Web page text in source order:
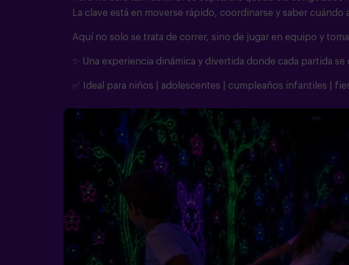
La clave está en moverse rápido, coordinarse y saber cuándo
Aquí no solo se trata de correr, sino de jugar en equipo y
✨ Una experiencia dinámica y divertida donde cada partida
✅ Ideal para niños | adolescentes | cumpleaños infantiles |